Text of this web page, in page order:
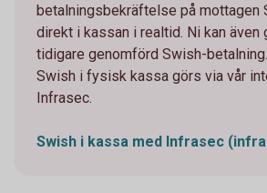
betalningsbekräftelse på mottagen
direkt i kassan i realtid. Ni kan även
tidigare genomförd Swish-
Swish i fysisk kassa görs via vår
Infrasec.
Swish i kassa med Infrasec